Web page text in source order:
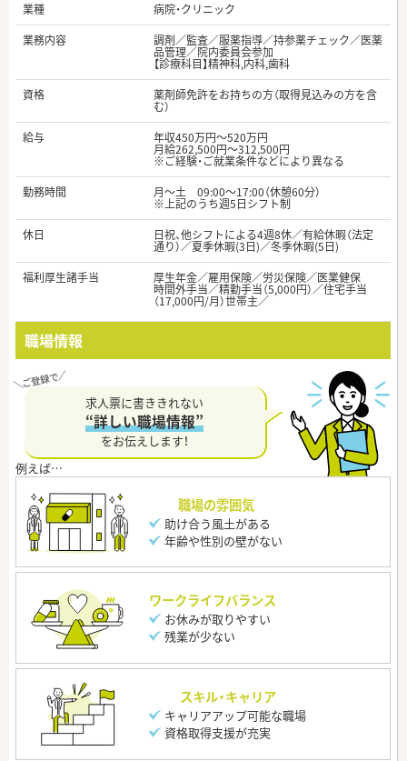
業種
病院・クリニック
業務内容
調剤／監査／服薬指導／持参薬チェック／医薬
品管理／院内委員会参加
【診療科目】精神科,内科,歯科
資格
薬剤師免許をお持ちの方（取得見込みの方を含
む）
給与
年収450万円～520万円
月給262,500円～312,500円
※ご経験・ご就業条件などにより異なる
勤務時間
月～土 09:00～17:00（休憩60分）
※上記のうち週5日シフト制
休日
日祝、他シフトによる4週8休／有給休暇（法定
通り）／夏季休暇(3日)／冬季休暇(5日)
福利厚生諸手当
厚生年金／雇用保険／労災保険／医業健保
時間外手当／精勤手当（5,000円）／住宅手当
（17,000円/月）世帯主／
職場情報
求人票に書ききれない
“詳しい職場情報”
をお伝えします！
職場の雰囲気
助け合う風土がある
年齢や性別の壁がない
ワークライフバランス
お休みが取りやすい
残業が少ない
スキル・キャリア
キャリアアップ可能な職場
資格取得支援が充実